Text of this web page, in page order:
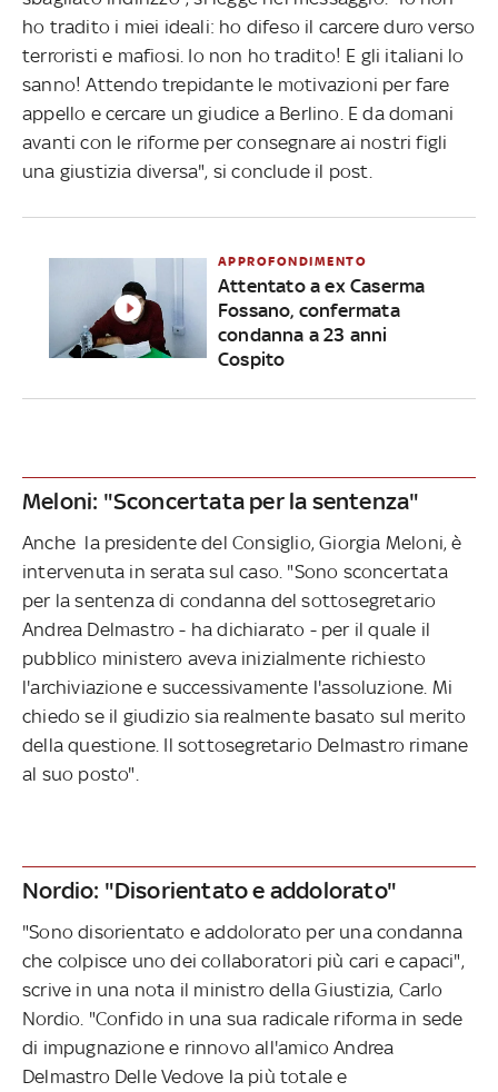
ho tradito i miei ideali: ho difeso il carcere duro verso
terroristi e mafiosi. Io non ho tradito! E gli italiani lo
sanno! Attendo trepidante le motivazioni per fare
appello e cercare un giudice a Berlino. E da domani
avanti con le riforme per consegnare ai nostri figli
una giustizia diversa", si conclude il post.
APPROFONDIMENTO
Attentato a ex Caserma
Fossano, confermata
condanna a 23 anni
Cospito
Meloni: "Sconcertata per la sentenza"
Anche la presidente del Consiglio, Giorgia Meloni, è
intervenuta in serata sul caso. "Sono sconcertata
per la sentenza di condanna del sottosegretario
Andrea Delmastro - ha dichiarato - per il quale il
pubblico ministero aveva inizialmente richiesto
l'archiviazione e successivamente l'assoluzione. Mi
chiedo se il giudizio sia realmente basato sul merito
della questione. Il sottosegretario Delmastro rimane
al suo posto".
Nordio: "Disorientato e addolorato"
"Sono disorientato e addolorato per una condanna
che colpisce uno dei collaboratori più cari e capaci",
scrive in una nota il ministro della Giustizia, Carlo
Nordio. "Confido in una sua radicale riforma in sede
di impugnazione e rinnovo all'amico Andrea
Delmastro Delle Vedove la più totale e